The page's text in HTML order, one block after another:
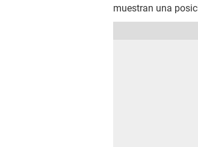
muestran una